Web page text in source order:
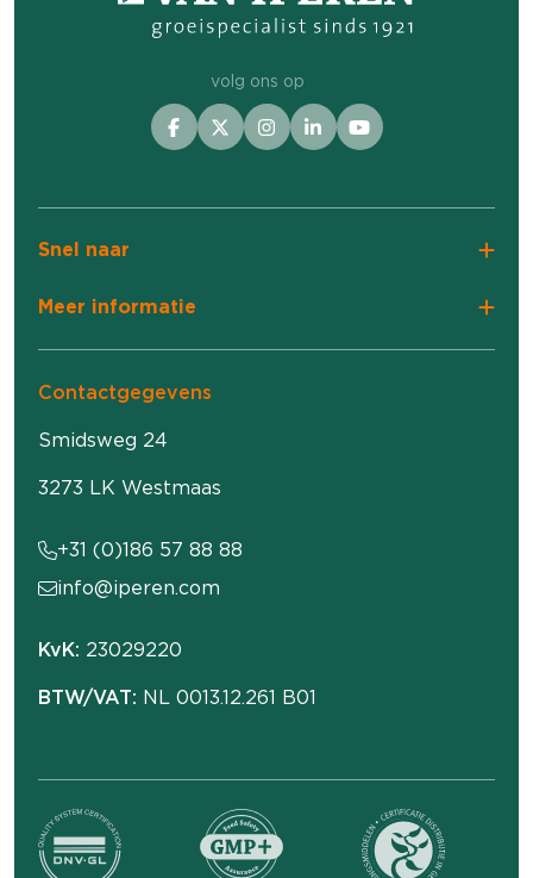
volg ons op
Snel naar
Meer informatie
Contactgegevens
Smidsweg 24
3273 LK Westmaas
KvK: 23029220
BTW/VAT: NL 0013.12.261 B01
+31 (0)186 57 88 88
info@iperen.com